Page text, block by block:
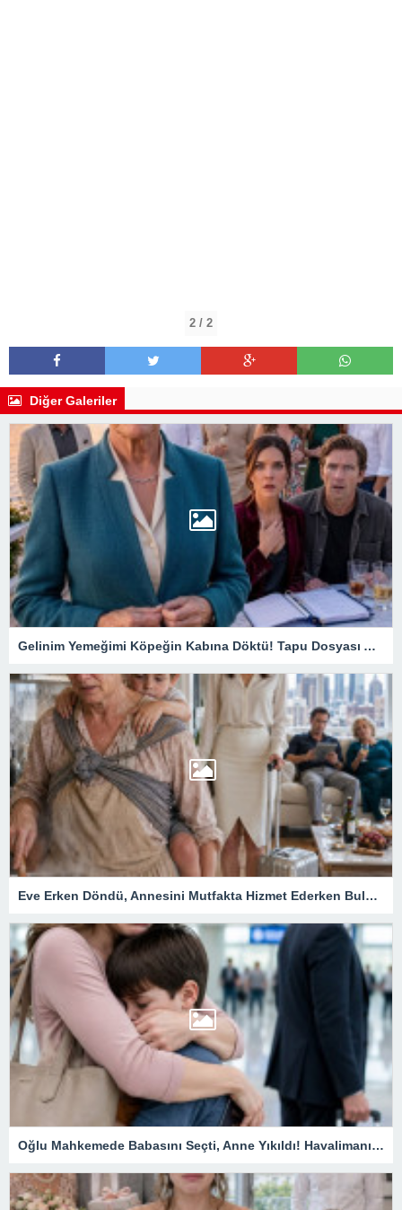
2 / 2
Diğer Galeriler
Gelinim Yemeğimi Köpeğin Kabına Döktü! Tapu Dosyası Açılınca Kimin Misafir Olduğu Ortaya Çıktı
Eve Erken Döndü, Annesini Mutfakta Hizmet Ederken Buldu! Karşı Villanın Kapısını Açınca Herkes Gerçeği Öğrendi
Oğlu Mahkemede Babasını Seçti, Anne Yıkıldı! Havalimanında Cebine Bıraktığı Siyah Kart Her Şeyi Değiştirdi